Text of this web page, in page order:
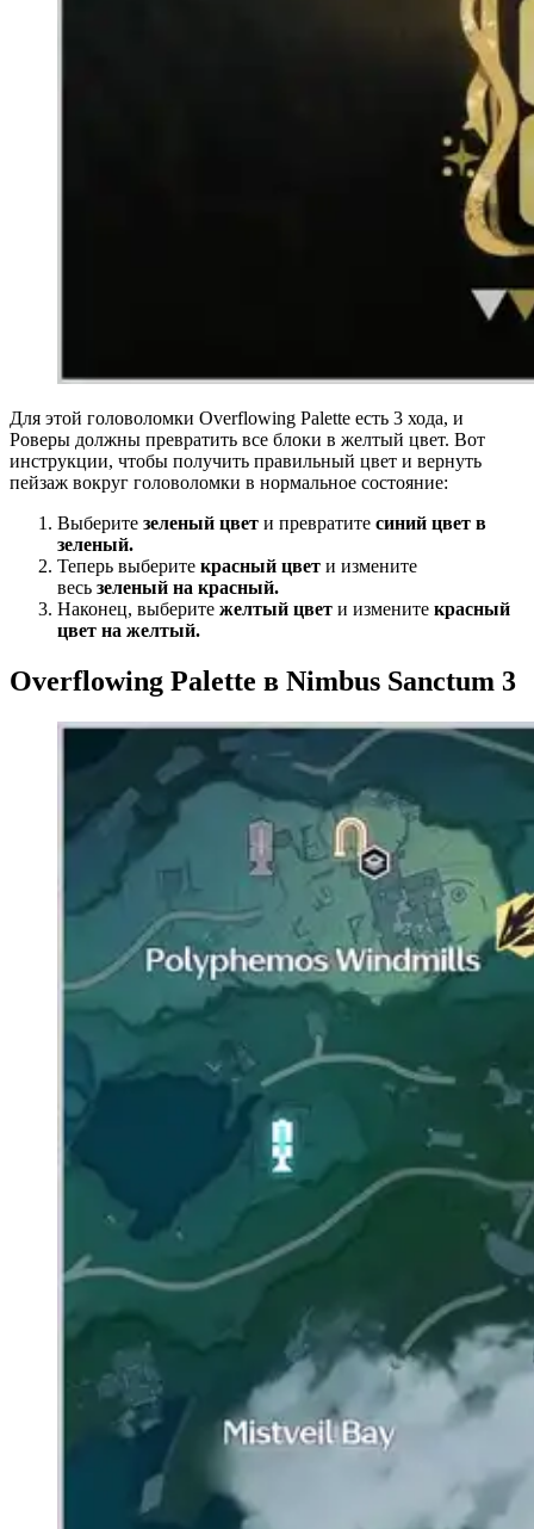
Для этой головоломки Overflowing Palette есть 3 хода, и
Роверы должны превратить все блоки в желтый цвет. Вот
инструкции, чтобы получить правильный цвет и вернуть
пейзаж вокруг головоломки в нормальное состояние:
Выберите зеленый цвет и превратите синий цвет в
зеленый.
Теперь выберите красный цвет и измените
весь зеленый на красный.
Наконец, выберите желтый цвет и измените красный
цвет на желтый.
Overflowing Palette в Nimbus Sanctum 3